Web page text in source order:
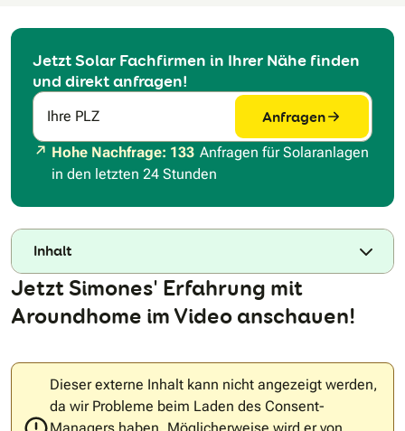
Jetzt Solar Fachfirmen in Ihrer Nähe finden
und direkt anfragen!
Ihre PLZ Anfragen
Hohe Nachfrage: 133 Anfragen für Solaranlagen
in den letzten 24 Stunden
Inhalt
Jetzt Simones' Erfahrung mit
Aroundhome im Video anschauen!
Dieser externe Inhalt kann nicht angezeigt werden,
da wir Probleme beim Laden des Consent-